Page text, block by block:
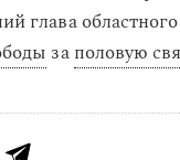
глава
заполовую